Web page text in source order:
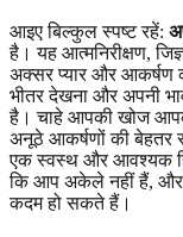
आइए बिल्कुल स्पष्ट रहें:
है। यह आत्मनिरीक्षण,
अक्सर प्यार और आकर्षण
भीतर देखना और अपनी
है। चाहे आपकी खोज
अनूठे आकर्षणों की बेहतर
एक स्वस्थ और आवश्यक
कि आप अकेले नहीं हैं, और
कदम हो सकते हैं।